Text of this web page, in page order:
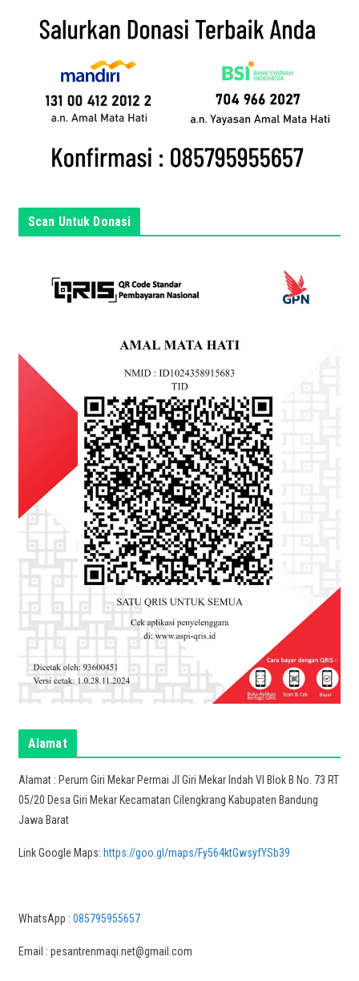
n
Scan Untuk Donasi
Alamat
Alamat : Perum Giri Mekar Permai Jl Giri Mekar Indah VI Blok B No. 73 RT
05/20 Desa Giri Mekar Kecamatan Cilengkrang Kabupaten Bandung
Jawa Barat
Link Google Maps: https://goo.gl/maps/Fy564ktGwsyfYSb39
WhatsApp : 085795955657
Email : pesantrenmaqi.net@gmail.com